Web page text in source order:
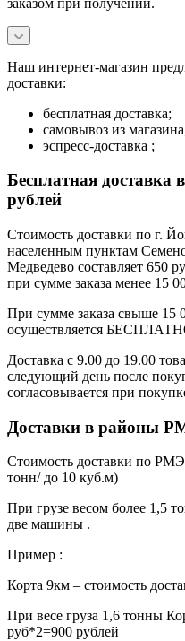
Наш интернет-магазин
доставки:
бесплатная доставка;
самовывоз из
эспресс-доставка ;
Бесплатная доставка
рублей
Стоимость доставки по г.
населенным пунктам
Медведево составляет 650
при сумме заказа менее 15
При сумме заказа свыше
осуществляется
Доставка с 9.00 до 19.00
следующий день после
согласовывается при
Доставки в районы
Стоимость доставки по РМЭ
тонн/ до 10 куб.м)
При грузе весом более 1,5
две машины .
Пример :
Корта 9км – стоимость
При весе груза 1,6 тонны
руб*2=900 рублей